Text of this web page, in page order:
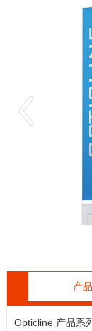
产
Opticline 产品系